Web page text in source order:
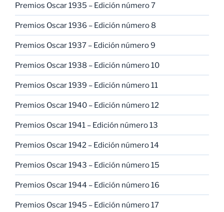
Premios Oscar 1935 – Edición número 7
Premios Oscar 1936 – Edición número 8
Premios Oscar 1937 – Edición número 9
Premios Oscar 1938 – Edición número 10
Premios Oscar 1939 – Edición número 11
Premios Oscar 1940 – Edición número 12
Premios Oscar 1941 – Edición número 13
Premios Oscar 1942 – Edición número 14
Premios Oscar 1943 – Edición número 15
Premios Oscar 1944 – Edición número 16
Premios Oscar 1945 – Edición número 17